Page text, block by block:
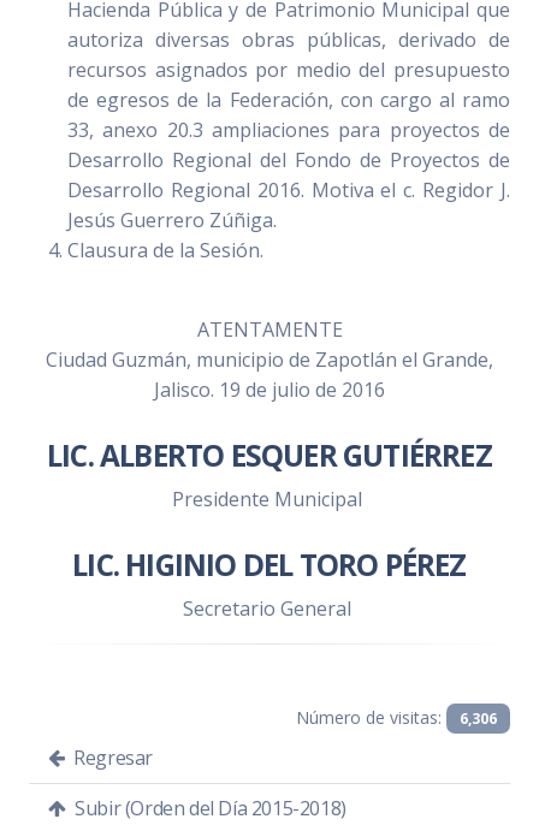
Hacienda Pública y de Patrimonio Municipal que
autoriza diversas obras públicas, derivado de
recursos asignados por medio del presupuesto
de egresos de la Federación, con cargo al ramo
33, anexo 20.3 ampliaciones para proyectos de
Desarrollo Regional del Fondo de Proyectos de
Desarrollo Regional 2016. Motiva el c. Regidor J.
Jesús Guerrero Zúñiga.
Clausura de la Sesión.
ATENTAMENTE
Ciudad Guzmán, municipio de Zapotlán el Grande,
Jalisco. 19 de julio de 2016
LIC. ALBERTO ESQUER GUTIÉRREZ
Presidente Municipal
LIC. HIGINIO DEL TORO PÉREZ
Secretario General
Número de visitas: 6,306
Regresar
Subir (Orden del Día 2015-2018)